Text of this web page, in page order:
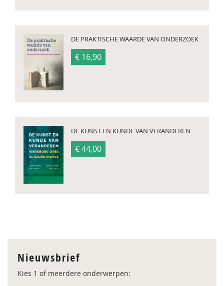
DE PRAKTISCHE WAARDE VAN ONDERZOEK
€ 16,90
DE KUNST EN KUNDE VAN VERANDEREN
€ 44,00
Nieuwsbrief
Kies 1 of meerdere onderwerpen: